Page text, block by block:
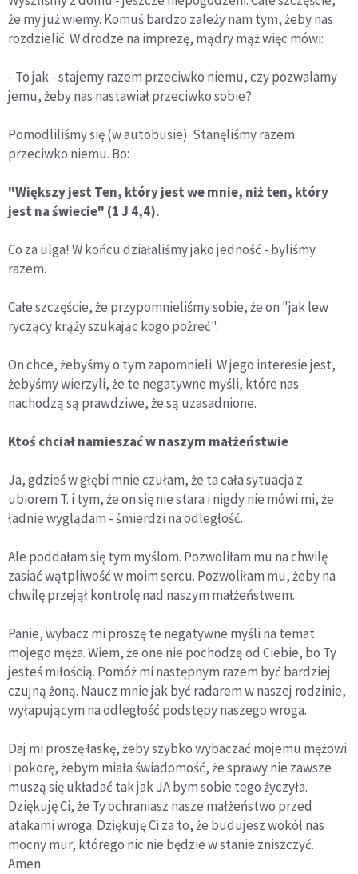
że my już wiemy. Komuś bardzo zależy nam tym, żeby nas
rozdzielić. W drodze na imprezę, mądry mąż więc mówi:
- To jak - stajemy razem przeciwko niemu, czy pozwalamy
jemu, żeby nas nastawiał przeciwko sobie?
Pomodliliśmy się (w autobusie). Stanęliśmy razem
przeciwko niemu. Bo:
"Większy jest Ten, który jest we mnie, niż ten, który
jest na świecie" (1 J 4,4).
Co za ulga! W końcu działaliśmy jako jedność - byliśmy
razem.
Całe szczęście, że przypomnieliśmy sobie, że on "jak lew
ryczący krąży szukając kogo pożreć".
On chce, żebyśmy o tym zapomnieli. W jego interesie jest,
żebyśmy wierzyli, że te negatywne myśli, które nas
nachodzą są prawdziwe, że są uzasadnione.
Ktoś chciał namieszać w naszym małżeństwie
Ja, gdzieś w głębi mnie czułam, że ta cała sytuacja z
ubiorem T. i tym, że on się nie stara i nigdy nie mówi mi, że
ładnie wyglądam - śmierdzi na odległość.
Ale poddałam się tym myślom. Pozwoliłam mu na chwilę
zasiać wątpliwość w moim sercu. Pozwoliłam mu, żeby na
chwilę przejął kontrolę nad naszym małżeństwem.
Panie, wybacz mi proszę te negatywne myśli na temat
mojego męża. Wiem, że one nie pochodzą od Ciebie, bo Ty
jesteś miłością. Pomóż mi następnym razem być bardziej
czujną żoną. Naucz mnie jak być radarem w naszej rodzinie,
wyłapującym na odległość podstępy naszego wroga.
Daj mi proszę łaskę, żeby szybko wybaczać mojemu mężowi
i pokorę, żebym miała świadomość, że sprawy nie zawsze
muszą się układać tak jak JA bym sobie tego życzyła.
Dziękuję Ci, że Ty ochraniasz nasze małżeństwo przed
atakami wroga. Dziękuję Ci za to, że budujesz wokół nas
mocny mur, którego nic nie będzie w stanie zniszczyć.
Amen.